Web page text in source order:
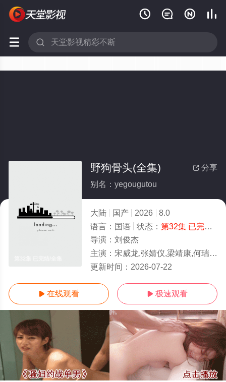
   
 
 分享
野狗骨头(全集)
别名：yegougutou
大陆 国产 2026
8.0
语言： 国语 状态： 第32集 已完结
导演： 刘俊杰
主演： 宋威龙,张婧仪,梁靖康,何瑞贤,练练,何明翰,周铁,赵龙豪,田征,苗若芃,杨雪儿,严智超,曲靖,孙亦鸿,汤加文,吴其江,吴弘,凌美仕,惠
更新时间： 2026-07-22
 在线观看  极速观看